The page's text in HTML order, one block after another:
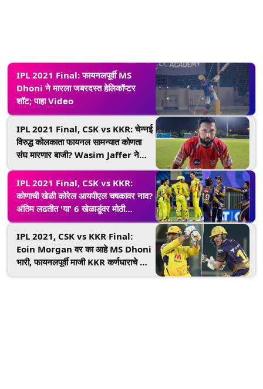
IPL 2021 Final: फायनलपूर्वी MS
Dhoni ने मारला जबरदस्त हेलिकॉप्टर
शॉट; पाहा Video
IPL 2021 Final, CSK vs KKR: चेन्नई
विरुद्ध कोलकाता फायनल सामन्यात कोणता
संघ मारणार बाजी? Wasim Jaffer ने
IPL 2021 Final, CSK vs KKR:
कोणाची खेळी कोरेल आयपीएल चषकावर नाव?
अंतिम लढतीत 'या' 6 खेळाडूंवर मोठी
जबाबदारी
IPL 2021, CSK vs KKR Final:
Eoin Morgan वर का आहे MS Dhoni
भारी, फायनलपूर्वी माजी KKR कर्णधाराचे मोठे